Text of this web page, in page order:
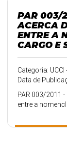
PAR 003/
ACERCA
ENTRE A
CARGO E
Categoria: UCCI
Data de
PAR 003/2011
entre a